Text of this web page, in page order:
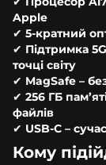
Apple
✔ 5-кратний
✔ Підтримка
точці світу
✔ MagSafe –
✔ 256 ГБ
файлів
✔ USB-C –
Кому